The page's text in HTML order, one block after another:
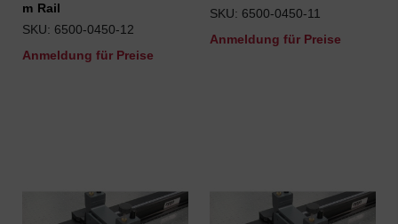
m Rail
SKU: 6500-0450-12
Anmeldung für Preise
SKU: 6500-0450-11
Anmeldung für Preise